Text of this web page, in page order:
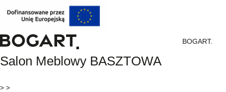
-
główna
BOGART.
Salon Meblowy BASZTOWA
> >